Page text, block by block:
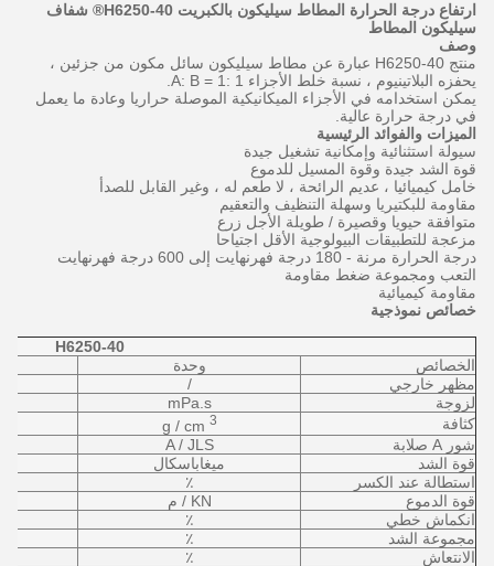
ارتفاع درجة الحرارة المطاط سيليكون بالكبريت H6250-40® شفاف
سيليكون المطاط
وصف
منتج H6250-40 عبارة عن مطاط سيليكون سائل مكون من جزئين ،
يحفزه البلاتينيوم ، نسبة خلط الأجزاء A: B = 1: 1.
يمكن استخدامه في الأجزاء الميكانيكية الموصلة حراريا وعادة ما يعمل
في درجة حرارة عالية.
الميزات والفوائد الرئيسية
سيولة استثنائية وإمكانية تشغيل جيدة
قوة الشد جيدة وقوة المسيل للدموع
خامل كيميائيا ، عديم الرائحة ، لا طعم له ، وغير القابل للصدأ
مقاومة للبكتيريا وسهلة التنظيف والتعقيم
متوافقة حيويا وقصيرة / طويلة الأجل زرع
مزعجة للتطبيقات البيولوجية الأقل اجتياحا
درجة الحرارة مرنة - 180 درجة فهرنهايت إلى 600 درجة فهرنهايت
التعب ومجموعة ضغط مقاومة
مقاومة كيميائية
خصائص نموذجية
H6250-40
الخصائص
وحدة
مظهر خارجي
/
لزوجة
mPa.s
كثافة
g / cm 3
شور A صلابة
A / JLS
قوة الشد
ميغاباسكال
استطالة عند الكسر
٪
قوة الدموع
KN / م
انكماش خطي
٪
مجموعة الشد
٪
الانتعاش
٪